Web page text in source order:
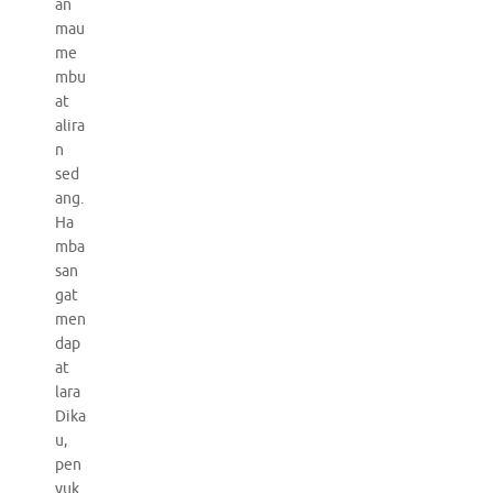
an
mau
me
mbu
at
alira
n
sed
ang.
Ha
mba
san
gat
men
dap
at
lara
Dika
u,
pen
yuk